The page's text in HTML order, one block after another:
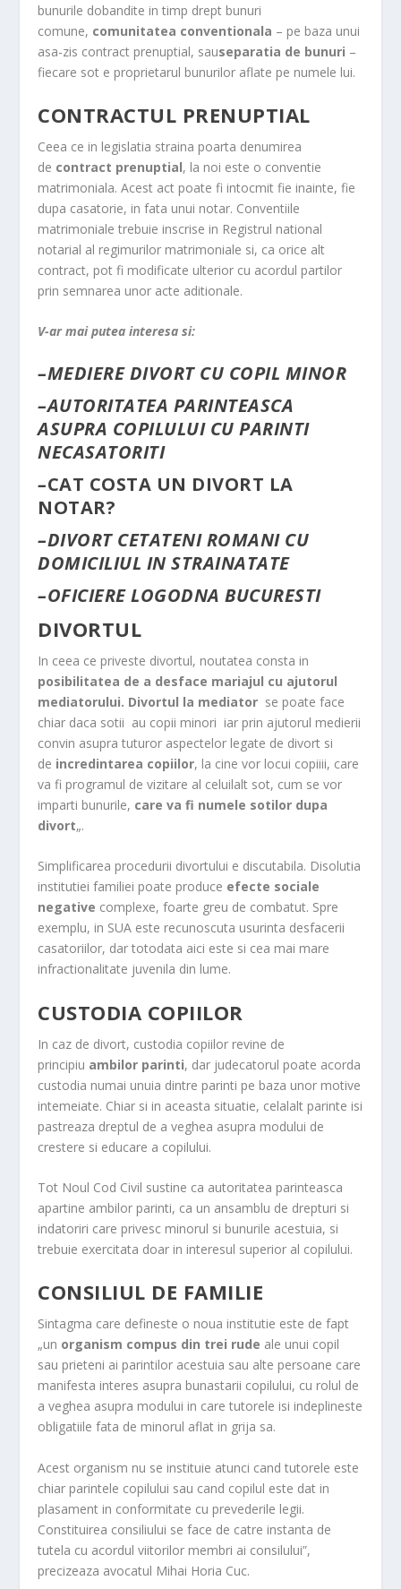
bunurile dobandite in timp drept bunuri
comune, comunitatea conventionala – pe baza unui
asa-zis contract prenuptial, sauseparatia de bunuri –
fiecare sot e proprietarul bunurilor aflate pe numele lui.
CONTRACTUL PRENUPTIAL
Ceea ce in legislatia straina poarta denumirea
de contract prenuptial, la noi este o conventie
matrimoniala. Acest act poate fi intocmit fie inainte, fie
dupa casatorie, in fata unui notar. Conventiile
matrimoniale trebuie inscrise in Registrul national
notarial al regimurilor matrimoniale si, ca orice alt
contract, pot fi modificate ulterior cu acordul partilor
prin semnarea unor acte aditionale.
V-ar mai putea interesa si:
–MEDIERE DIVORT CU COPIL MINOR
–AUTORITATEA PARINTEASCA
ASUPRA COPILULUI CU PARINTI
NECASATORITI
–CAT COSTA UN DIVORT LA
NOTAR?
–DIVORT CETATENI ROMANI CU
DOMICILIUL IN STRAINATATE
–OFICIERE LOGODNA BUCURESTI
DIVORTUL
In ceea ce priveste divortul, noutatea consta in
posibilitatea de a desface mariajul cu ajutorul
mediatorului. Divortul la mediator se poate face
chiar daca sotii au copii minori iar prin ajutorul medierii
convin asupra tuturor aspectelor legate de divort si
de incredintarea copiilor, la cine vor locui copiiii, care
va fi programul de vizitare al celuilalt sot, cum se vor
imparti bunurile, care va fi numele sotilor dupa
divort„.
Simplificarea procedurii divortului e discutabila. Disolutia
institutiei familiei poate produce efecte sociale
negative complexe, foarte greu de combatut. Spre
exemplu, in SUA este recunoscuta usurinta desfacerii
casatoriilor, dar totodata aici este si cea mai mare
infractionalitate juvenila din lume.
CUSTODIA COPIILOR
In caz de divort, custodia copiilor revine de
principiu ambilor parinti, dar judecatorul poate acorda
custodia numai unuia dintre parinti pe baza unor motive
intemeiate. Chiar si in aceasta situatie, celalalt parinte isi
pastreaza dreptul de a veghea asupra modului de
crestere si educare a copilului.
Tot Noul Cod Civil sustine ca autoritatea parinteasca
apartine ambilor parinti, ca un ansamblu de drepturi si
indatoriri care privesc minorul si bunurile acestuia, si
trebuie exercitata doar in interesul superior al copilului.
CONSILIUL DE FAMILIE
Sintagma care defineste o noua institutie este de fapt
„un organism compus din trei rude ale unui copil
sau prieteni ai parintilor acestuia sau alte persoane care
manifesta interes asupra bunastarii copilului, cu rolul de
a veghea asupra modului in care tutorele isi indeplineste
obligatiile fata de minorul aflat in grija sa.
Acest organism nu se instituie atunci cand tutorele este
chiar parintele copilului sau cand copilul este dat in
plasament in conformitate cu prevederile legii.
Constituirea consiliului se face de catre instanta de
tutela cu acordul viitorilor membri ai consilului”,
precizeaza avocatul Mihai Horia Cuc.